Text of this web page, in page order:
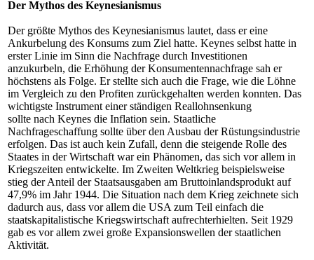
Der Mythos des Keynesianismus
Der größte Mythos des Keynesianismus lautet, dass er eine
Ankurbelung des Konsums zum Ziel hatte. Keynes selbst hatte in
erster Linie im Sinn die Nachfrage durch Investitionen
anzukurbeln, die Erhöhung der Konsumentennachfrage sah er
höchstens als Folge. Er stellte sich auch die Frage, wie die Löhne
im Vergleich zu den Profiten zurückgehalten werden konnten. Das
wichtigste Instrument einer ständigen Reallohnsenkung
sollte nach Keynes die Inflation sein. Staatliche
Nachfrageschaffung sollte über den Ausbau der Rüstungsindustrie
erfolgen. Das ist auch kein Zufall, denn die steigende Rolle des
Staates in der Wirtschaft war ein Phänomen, das sich vor allem in
Kriegszeiten entwickelte. Im Zweiten Weltkrieg beispielsweise
stieg der Anteil der Staatsausgaben am Bruttoinlandsprodukt auf
47,9% im Jahr 1944. Die Situation nach dem Krieg zeichnete sich
dadurch aus, dass vor allem die USA zum Teil einfach die
staatskapitalistische Kriegswirtschaft aufrechterhielten. Seit 1929
gab es vor allem zwei große Expansionswellen der staatlichen
Aktivität.